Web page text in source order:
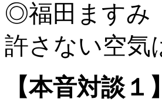
◎福田ますみ
許さない空気
【本音対談１】